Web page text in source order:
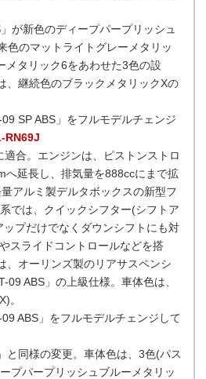
が新色のディープパープリッシュ
色のマットライトグレーメタリッ
メタリック6をあわせた3色の設
、継続色のブラックメタリックXの
SP ABS」をフルモデルチェンジ
RN69J
合。エンジンは、ピストンストロ
へ延長し、排気量を888ccにまで拡
アルミ製デルタボックスの新型フ
では、クイックシフター(シフトア
プだけでなくダウンシフトにも対
スライドコントロールなどを搭
、オーリンズ製のリアサスペンシ
09 ABS」の上級仕様。車体色は、
。
ABS」をフルモデルチェンジして
と同様の変更。車体色は、3色(パス
プパープリッシュブルーメタリッ